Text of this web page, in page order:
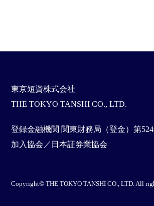
東京短資株式会社
THE TOKYO TANSHI CO., LTD.
登録金融機関 関東財務局（登金）第
加入協会／日本証券業協会
Copyright© THE TOKYO TANSHI CO., LTD. All